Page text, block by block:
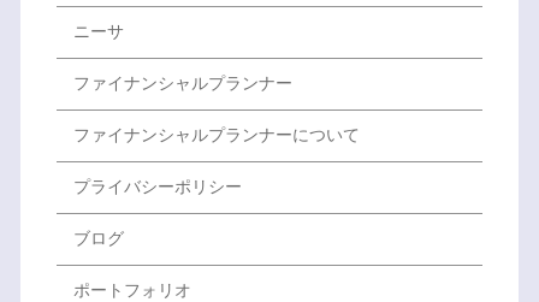
ニーサ
ファイナンシャルプランナー
ファイナンシャルプランナーについて
プライバシーポリシー
ブログ
ポートフォリオ